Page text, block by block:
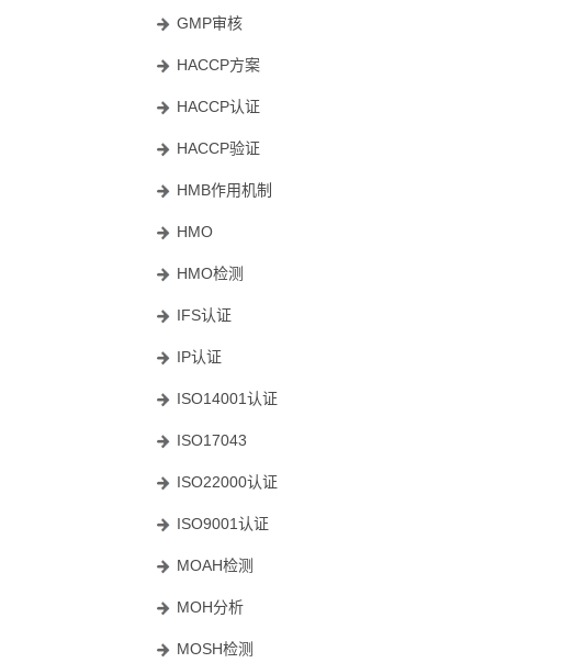
GMP审核
HACCP方案
HACCP认证
HACCP验证
HMB作用机制
HMO
HMO检测
IFS认证
IP认证
ISO14001认证
ISO17043
ISO22000认证
ISO9001认证
MOAH检测
MOH分析
MOSH检测